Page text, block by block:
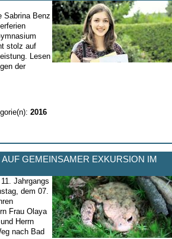
Sabrina Benz
stolz auf
Lesen
der
2016
GEMEINSAMER EXKURSION IM
Jahrgangs
dem 07.
Frau Olaya
Herrn
nach Bad